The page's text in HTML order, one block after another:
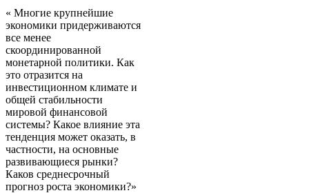
« Многие крупнейшие
экономики придерживаются
все менее
скоординированной
монетарной политики. Как
это отразится на
инвестиционном климате и
общей стабильности
мировой финансовой
системы? Какое влияние эта
тенденция может оказать, в
частности, на основные
развивающиеся рынки?
Каков среднесрочный
прогноз роста экономики?»